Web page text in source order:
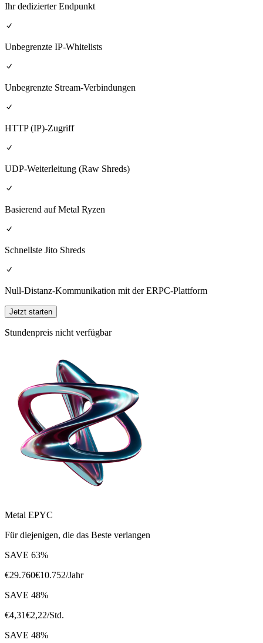
Ihr dedizierter Endpunkt
Unbegrenzte IP-Whitelists
Unbegrenzte Stream-Verbindungen
HTTP (IP)-Zugriff
UDP-Weiterleitung (Raw Shreds)
Basierend auf Metal Ryzen
Schnellste Jito Shreds
Null-Distanz-Kommunikation mit der ERPC-Plattform
Jetzt starten
Stundenpreis nicht verfügbar
Metal EPYC
Für diejenigen, die das Beste verlangen
SAVE 63%
€29.760€10.752/Jahr
SAVE 48%
€4,31€2,22/Std.
SAVE 48%